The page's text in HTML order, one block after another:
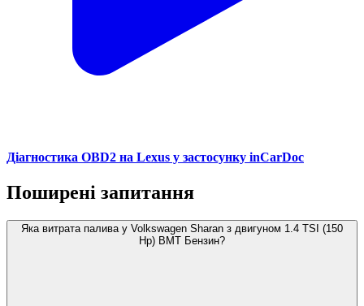
Діагностика OBD2 на Lexus у застосунку inCarDoc
Поширені запитання
Яка витрата палива у Volkswagen Sharan з двигуном 1.4 TSI (150
Hp) BMT Бензин?